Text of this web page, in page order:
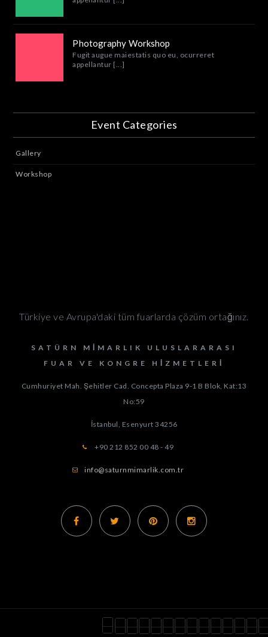
Photography Workshop
Fugit augue maiestatis quo eu, ocurreret
appellantur [...]
Event Categories
Gallery
Workshop
Türkiye ve Avrupa'daki tüm fuarlarda çözüm ortağınız.
SATÜRN MIMARLIK ULUSLARARASI
FUAR VE KONGRE HIZMETLERI
Cumhuriyet Mah. Şehitler Cad. Concepta Plaza 9-1 B Blok, Kat:13
No:59
İstanbul, Esenyurt 34256
+90 212 852 00 48 - 49
info@saturnmimarlik.com.tr